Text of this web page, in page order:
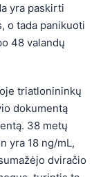
yra paskirti
o tada panikuoti
48 valandų
triatlonininkų
dokumentą
38 metų
yra 18 ng/mL,
dviračio